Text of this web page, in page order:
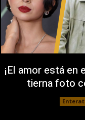
¡El amor está en
tierna foto